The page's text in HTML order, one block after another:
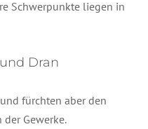
Schwerpunkte liegen in
Dran
fürchten aber den
Gewerke.